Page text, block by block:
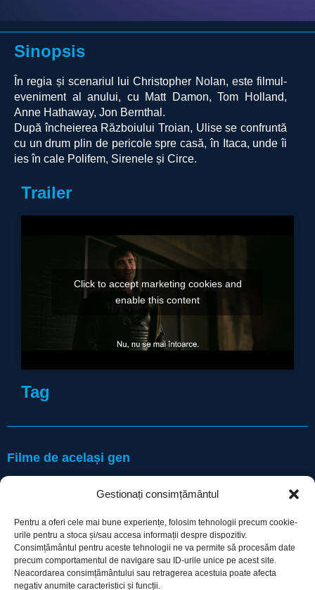
Gestionați consimțământul
Pentru a oferi cele mai bune experiențe, folosim tehnologii precum cookie-
urile pentru a stoca și/sau accesa informații despre dispozitiv.
Consimțământul pentru aceste tehnologii ne va permite să procesăm date
precum comportamentul de navigare sau ID-urile unice pe acest site.
Neacordarea consimțământului sau retragerea acestuia poate afecta
negativ anumite caracteristici și funcții.
Sinopsis
În regia și scenariul lui Christopher Nolan, este filmul-
eveniment al anului, cu Matt Damon, Tom Holland,
Anne Hathaway, Jon Bernthal.
După încheierea Războiului Troian, Ulise se confruntă
cu un drum plin de pericole spre casă, în Itaca, unde îi
ies în cale Polifem, Sirenele și Circe.
Trailer
Click to accept marketing cookies and
enable this content
Tag
Filme de același gen
Utile